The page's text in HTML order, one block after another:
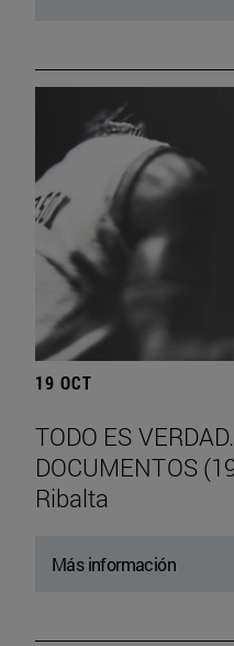
19 OCT
TODO ES
DOCUMENTOS
Ribalta
Más información